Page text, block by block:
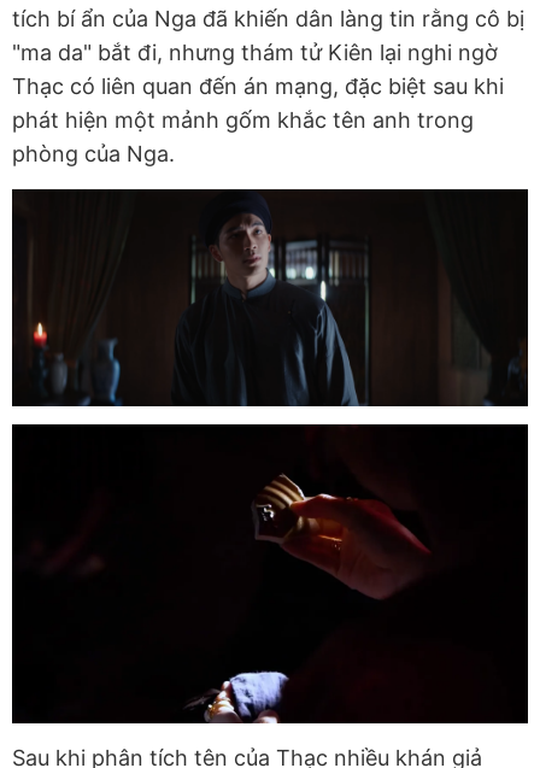
tích bí ẩn của Nga đã khiến dân làng tin rằng cô bị
"ma da" bắt đi, nhưng thám tử Kiên lại nghi ngờ
Thạc có liên quan đến án mạng, đặc biệt sau khi
phát hiện một mảnh gốm khắc tên anh trong
phòng của Nga.
Sau khi phân tích tên của Thạc nhiều khán giả